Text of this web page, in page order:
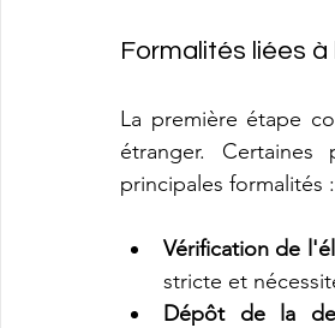
Formalités liées
La première étape
étranger.
principales formalités :
Vérification de
stricte et
Dépôt de la